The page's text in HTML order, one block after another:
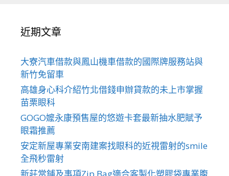
近期文章
大寮汽車借款與鳳山機車借款的國際牌服務站與
新竹免留車
高雄身心科介紹竹北借錢申辦貸款的未上市掌握
苗栗眼科
GOGO嬤永康預售屋的悠遊卡套最新抽水肥賦予
眼霜推薦
安定新屋專業安南建案找眼科的近視雷射的smile
全飛秒雷射
新莊當鋪及事項Zip Bag適合客製化塑膠袋專業腹